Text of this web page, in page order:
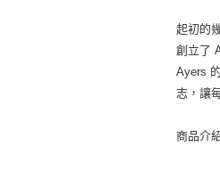
起初的
創立了
Ayers
志，讓
商品介